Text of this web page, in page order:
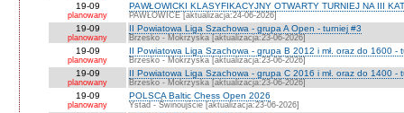
19-09
planowany
PAWŁOWICKI KLASYFIKACYJNY OTWARTY TURNIEJ NA III
PAWŁOWICE [aktualizacja:24-06-2026]
19-09
planowany
II Powiatowa Liga Szachowa - grupa A Open - turniej #3
Brzesko - Mokrzyska [aktualizacja:23-06-2026]
19-09
planowany
II Powiatowa Liga Szachowa - grupa B 2012 i mł. oraz do 1600 -
Brzesko - Mokrzyska [aktualizacja:23-06-2026]
19-09
planowany
II Powiatowa Liga Szachowa - grupa C 2016 i mł. oraz do 1400 -
Brzesko - Mokrzyska [aktualizacja:23-06-2026]
19-09
planowany
POLSCA Baltic Chess Open 2026
Ystad - Świnoujście [aktualizacja:23-06-2026]